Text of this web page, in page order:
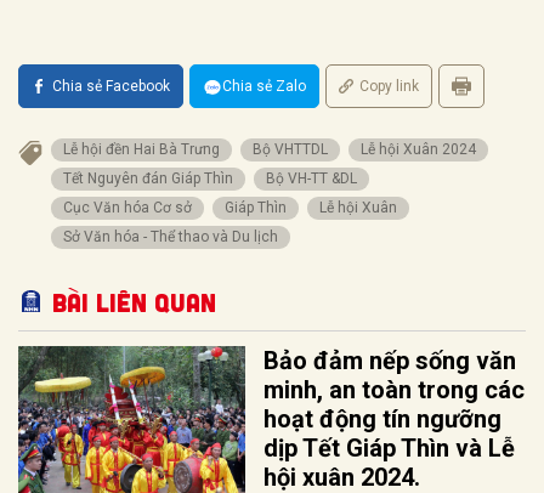
Chia sẻ Facebook Chia sẻ Zalo Copy link
Lễ hội đền Hai Bà Trưng Bộ VHTTDL
Lễ hội Xuân 2024
Tết Nguyên đán Giáp Thìn
Bộ VH-TT &DL
Cục Văn hóa Cơ sở
Giáp Thìn
Lễ hội Xuân
Sở Văn hóa - Thể thao và Du lịch
Bài liên quan
Bảo đảm nếp sống văn
minh, an toàn trong các
hoạt động tín ngưỡng
dịp Tết Giáp Thìn và Lễ
hội xuân 2024.